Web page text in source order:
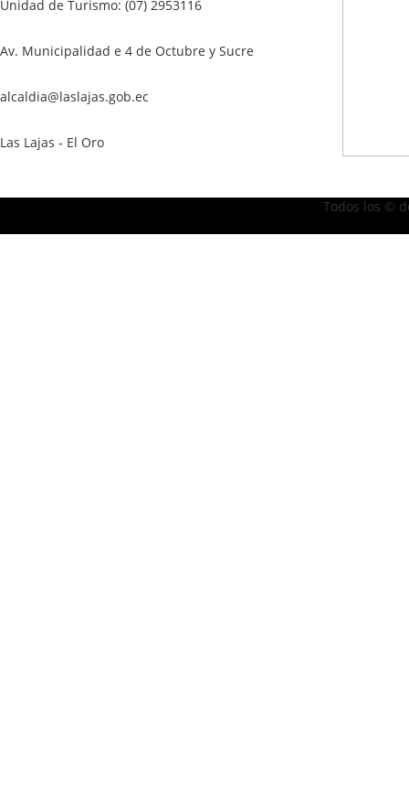
Unidad de Turismo: (07) 2953116
Av. Municipalidad e 4 de Octubre y Sucre
alcaldia@laslajas.gob.ec
Las Lajas - El Oro
Todos los ©